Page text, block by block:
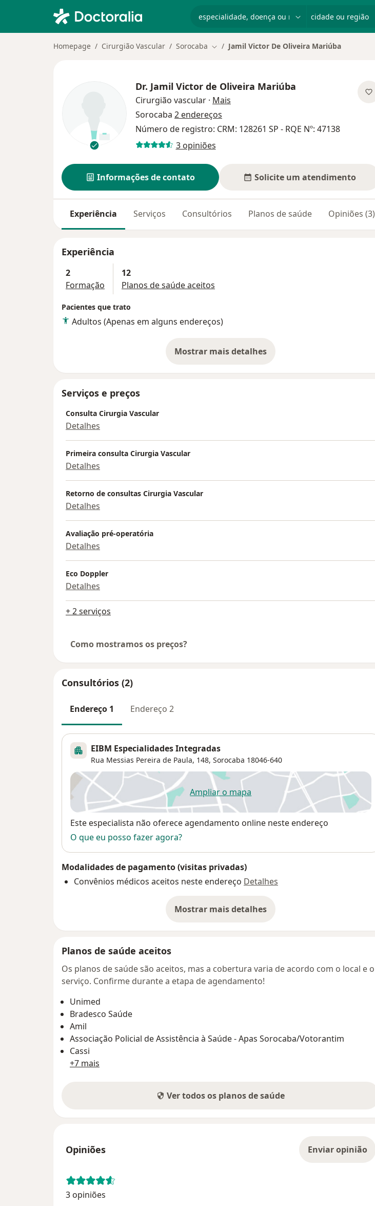
Homepage Cirurgião Vascular Sorocaba Mudar de cidade
Jamil Victor De Oliveira Mariúba
Dr. Jamil Victor de Oliveira Mariúba
Cirurgião vascular · Mais
Sorocaba 2 endereços
Número de registro: CRM: 128261 SP - RQE Nº: 47138
3 opiniões
Informações de contato Solicite um atendimento
Experiência Serviços Consultórios Planos de saúde Opiniões (3)
Experiência
2
Formação
12
Planos de saúde aceitos
Pacientes que trato
Adultos (Apenas em alguns endereços)
Mostrar mais detalhes
sobre a experiência
Serviços e preços
Consulta Cirurgia Vascular
Detalhes
Primeira consulta Cirurgia Vascular
Detalhes
Retorno de consultas Cirurgia Vascular
Detalhes
Avaliação pré-operatória
Detalhes
Eco Doppler
Detalhes
+ 2 serviços
Como mostramos os preços?
Consultórios (2)
Endereço 1 Endereço 2
EIBM Especialidades Integradas
Rua Messias Pereira de Paula, 148, Sorocaba 18046-640
Ampliar o mapaabre num novo separador
Disponibilidade
Este especialista não oferece agendamento online neste endereço
O que eu posso fazer agora?
Modalidades de pagamento (visitas privadas)
Convênios médicos aceitos neste endereço Detalhes
Mostrar mais detalhes
sobre o endereço
Planos de saúde aceitos
Os planos de saúde são aceitos, mas a cobertura varia de acordo com o local e o
serviço. Confirme durante a etapa de agendamento!
Unimed
Bradesco Saúde
Amil
Associação Policial de Assistência à Saúde - Apas Sorocaba/Votorantim
Cassi
+7 mais
Ver todos os planos de saúde
Opiniões Enviar opinião
3 opiniões